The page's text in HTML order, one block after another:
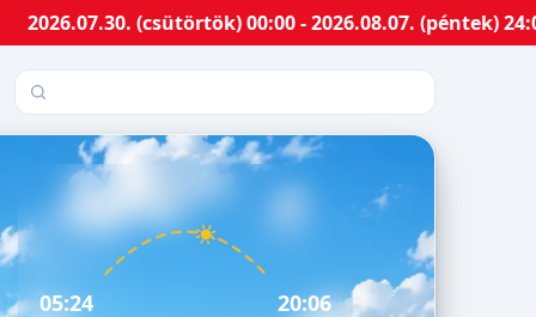
(csütörtök) 00:00 - 2026.08.07. (péntek) 24:00-ig
Település keresése
05:24 20:06